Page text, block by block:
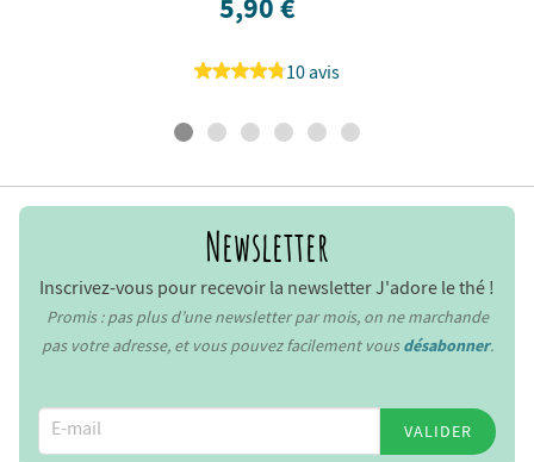
5,90 €
10 avis
Newsletter
Inscrivez-vous pour recevoir la newsletter J'adore le thé !
Promis : pas plus d’une newsletter par mois, on ne marchande
pas votre adresse, et vous pouvez facilement vousdésabonner.
VALIDER